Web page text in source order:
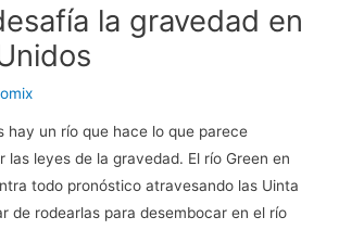
la gravedad en
hay un río que hace lo que parece
las leyes de la gravedad. El río Green en
todo pronóstico atravesando las Uinta
de rodearlas para desembocar en el río